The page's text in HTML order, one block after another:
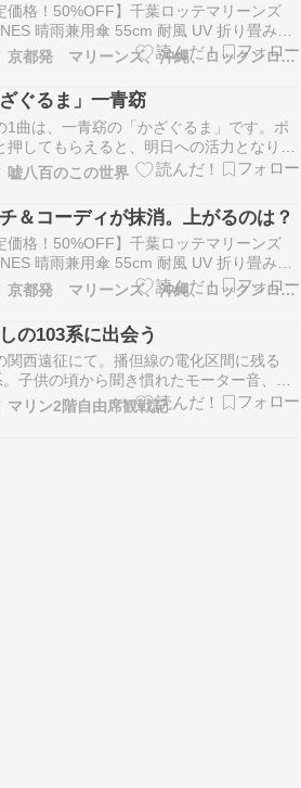
価格！50%OFF】千葉ロッテマリーンズ
晴雨兼用傘 55cm 耐風 UV 折り畳み傘
ロッテ 折りたたみ傘 軽量 晴雨兼用 風に
軽い コンパクト 手動 uvカット 超軽量 超撥
射 撥水 日傘 丈夫 55 傘 折りたたみ価格：
円（…
京都発 マリーンズ、沖縄、ロックンロール、なblog
ざぐるま」一青窈
1曲は、一青窈の「かざぐるま」です。ポ
押してもらえると、明日への活力となりま
んブログ村千葉ロッテマリーンズランキン
嘘八百のこの世界
＆コーディが抹消。上がるのは？
価格！50%OFF】千葉ロッテマリーンズ
晴雨兼用傘 55cm 耐風 UV 折り畳み傘
ロッテ 折りたたみ傘 軽量 晴雨兼用 風に
軽い コンパクト 手動 uvカット 超軽量 超撥
撥水 日傘 丈夫 55 傘 折りたたみ価格：
（…
京都発 マリーンズ、沖縄、ロックンロール、なblog
の103系に出会う
関西遠征にて。播但線の電化区間に残る
子供の頃から聞き慣れたモーター音、そ
ンプレッサーの音が懐かしい。座席の形も
まだ。意外と線形がよく速度も上がる。先
マリン2階自由席観戦記